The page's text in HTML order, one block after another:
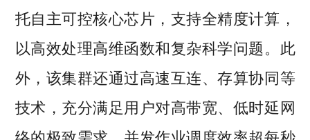
托自主可控核心芯片，支持全精度计算，
以高效处理高维函数和复杂科学问题。此
外，该集群还通过高速互连、存算协同等
技术，充分满足用户对高带宽、低时延网